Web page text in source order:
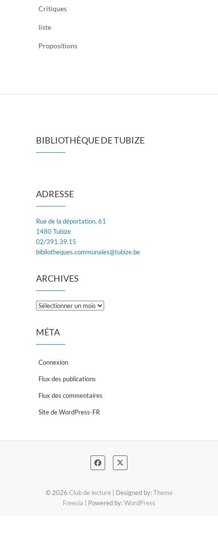
Critiques
liste
Propositions
BIBLIOTHÈQUE DE TUBIZE
ADRESSE
Rue de la déportation, 61
1480 Tubize
02/391.39.15
bibliotheques.communales@tubize.be
ARCHIVES
Archives
MÉTA
Connexion
Flux des publications
Flux des commentaires
Site de WordPress-FR
© 2026 Club de lecture | Designed by:Theme
Freesia | Powered by:WordPress